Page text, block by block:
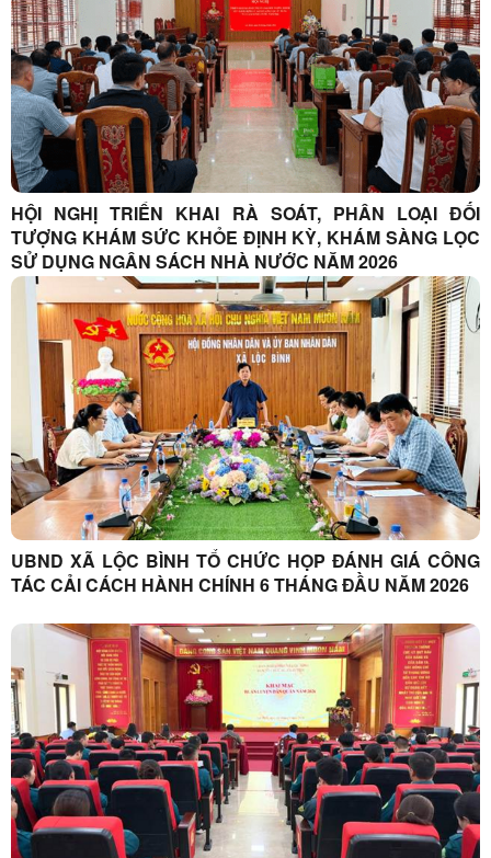
HỘI NGHỊ TRIỂN KHAI RÀ SOÁT, PHÂN LOẠI ĐỐI
TƯỢNG KHÁM SỨC KHỎE ĐỊNH KỲ, KHÁM SÀNG LỌC
SỬ DỤNG NGÂN SÁCH NHÀ NƯỚC NĂM 2026
UBND XÃ LỘC BÌNH TỔ CHỨC HỌP ĐÁNH GIÁ CÔNG
TÁC CẢI CÁCH HÀNH CHÍNH 6 THÁNG ĐẦU NĂM 2026